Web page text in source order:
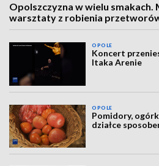
Opolszczyzna w wielu
warsztaty z robienia
OPOLE
Koncert
Itaka Arenie
OPOLE
Pomidory,
działce